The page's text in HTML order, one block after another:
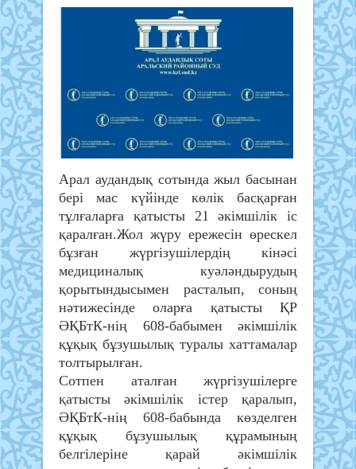
Арал аудандық сотында жыл басынан
бері мас күйінде көлік басқарған
тұлғаларға қатысты 21 әкімшілік іс
қаралған.Жол жүру ережесін өрескел
бұзған жүргізушілердің кінәсі
медициналық куәләндырудың
қорытындысымен расталып, соның
нәтижесінде оларға қатысты ҚР
ӘҚБтК-нің 608-бабымен әкімшілік
құқық бұзушылық туралы хаттамалар
толтырылған.
Сотпен аталған жүргізушілерге
қатысты әкімшілік істер қаралып,
ӘҚБтК-нің 608-бабында көзделген
құқық бұзушылық құрамының
белгілеріне қарай әкімшілік